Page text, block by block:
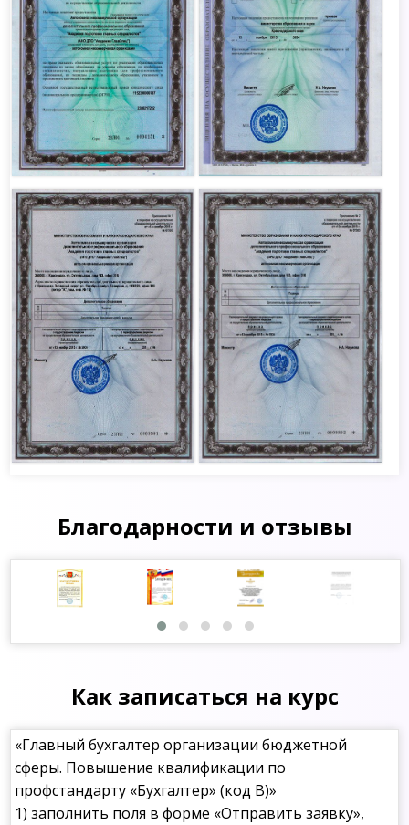
Благодарности и отзывы
Как записаться на курс
«Главный бухгалтер организации бюджетной
сферы. Повышение квалификации по
профстандарту «Бухгалтер» (код В)»
1) заполнить поля в форме «Отправить заявку»,